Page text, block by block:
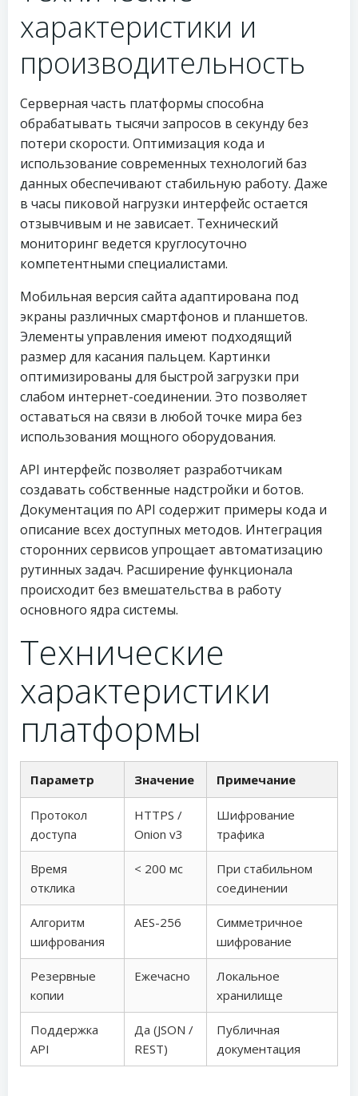
характеристики и
производительность
Серверная часть платформы способна
обрабатывать тысячи запросов в секунду без
потери скорости. Оптимизация кода и
использование современных технологий баз
данных обеспечивают стабильную работу. Даже
в часы пиковой нагрузки интерфейс остается
отзывчивым и не зависает. Технический
мониторинг ведется круглосуточно
компетентными специалистами.
Мобильная версия сайта адаптирована под
экраны различных смартфонов и планшетов.
Элементы управления имеют подходящий
размер для касания пальцем. Картинки
оптимизированы для быстрой загрузки при
слабом интернет-соединении. Это позволяет
оставаться на связи в любой точке мира без
использования мощного оборудования.
API интерфейс позволяет разработчикам
создавать собственные надстройки и ботов.
Документация по API содержит примеры кода и
описание всех доступных методов. Интеграция
сторонних сервисов упрощает автоматизацию
рутинных задач. Расширение функционала
происходит без вмешательства в работу
основного ядра системы.
Технические
характеристики
платформы
Параметр Значение Примечание
Протокол
доступа
HTTPS /
Onion v3
Шифрование
трафика
Время
отклика
< 200 мс
При стабильном
соединении
Алгоритм
шифрования
AES-256
Симметричное
шифрование
Резервные
копии
Ежечасно
Локальное
хранилище
Поддержка
API
Да (JSON /
REST)
Публичная
документация